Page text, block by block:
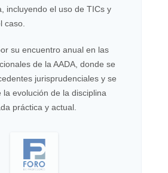
incluyendo el uso de TICs y
caso.
su encuentro anual en las
de la AADA, donde se
jurisprudenciales y se
la evolución de la disciplina
práctica y actual.